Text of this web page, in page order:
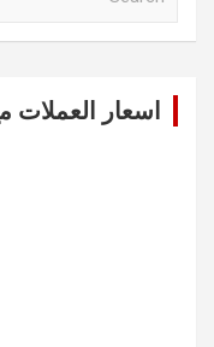
اسعار العملات